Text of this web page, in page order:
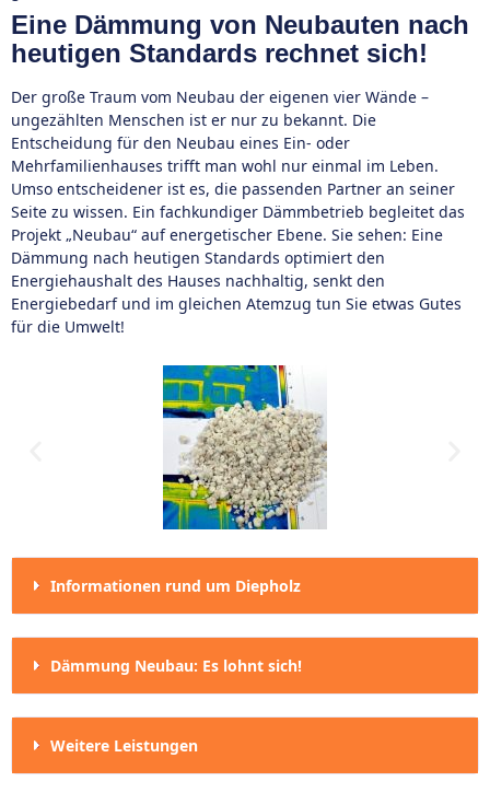
Eine Dämmung von Neubauten nach
heutigen Standards rechnet sich!
Der große Traum vom Neubau der eigenen vier Wände –
ungezählten Menschen ist er nur zu bekannt. Die
Entscheidung für den Neubau eines Ein- oder
Mehrfamilienhauses trifft man wohl nur einmal im Leben.
Umso entscheidener ist es, die passenden Partner an seiner
Seite zu wissen. Ein fachkundiger Dämmbetrieb begleitet das
Projekt „Neubau“ auf energetischer Ebene. Sie sehen: Eine
Dämmung nach heutigen Standards optimiert den
Energiehaushalt des Hauses nachhaltig, senkt den
Energiebedarf und im gleichen Atemzug tun Sie etwas Gutes
für die Umwelt!
Informationen rund um Diepholz
Dämmung Neubau: Es lohnt sich!
Weitere Leistungen